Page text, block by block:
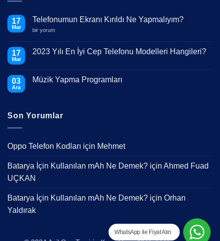
17
Mar
Telefonumun Ekranı Kırıldı Ne Yapmalıyım?
Telefonumun
Ne
Yapmalıyım?
bir yorum
17
Mar
2023 Yılı En İyi Cep Telefonu Modelleri Hangileri?
Yılı
Modelleri
Hangileri?
03
Ara
Müzik Yapma Programları
Programları
Son Yorumlar
Oppo Telefon Kodları için Mehmet
Batarya İçin Kullanılan mAh Ne Demek? için Ahmed Fuad
UÇKAN
Batarya İçin Kullanılan mAh Ne Demek? için Orhan
Yaldırak
WhatsApp ile Fiyat Alın